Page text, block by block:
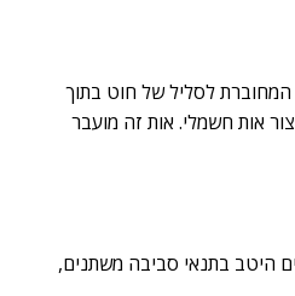
המחוברת לסליל של חוט בתוך
אות חשמלי. אות זה מועבר
היטב בתנאי סביבה משתנים,